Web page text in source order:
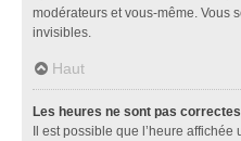
modérateurs et vous-même. Vous
invisibles.
Haut
Les heures ne sont pas
Il est possible que l’heure